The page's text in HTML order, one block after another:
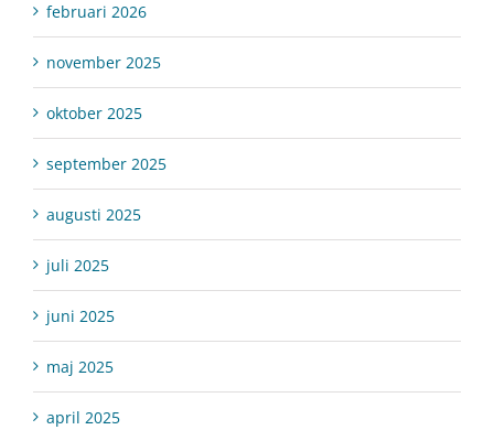
februari 2026
november 2025
oktober 2025
september 2025
augusti 2025
juli 2025
juni 2025
maj 2025
april 2025